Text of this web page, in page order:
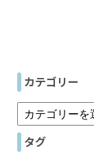
カテゴリー
タグ